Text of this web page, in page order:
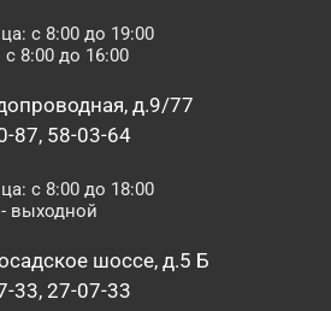
с 8:00 до 19:00
с 8:00 до 16:00
д.9/77
87, 58-03-64
с 8:00 до 18:00
- выходной
шоссе, д.5 Б
33, 27-07-33